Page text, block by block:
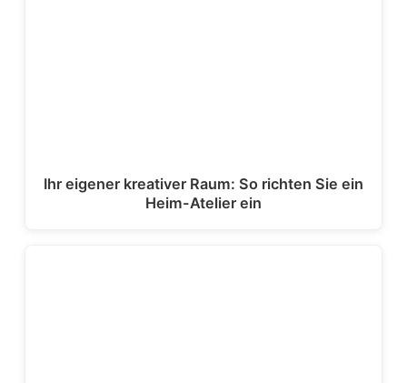
Ihr eigener kreativer Raum: So richten Sie ein
Heim-Atelier ein